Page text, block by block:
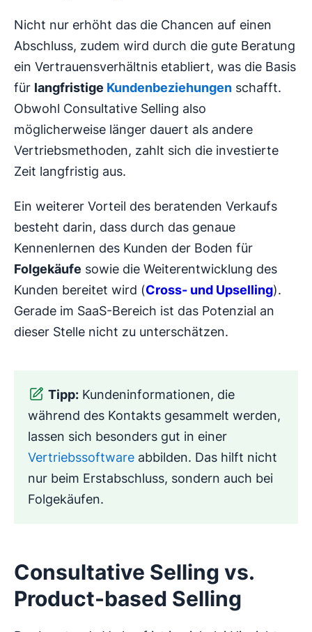
Nicht nur erhöht das die Chancen auf einen
Abschluss, zudem wird durch die gute Beratung
ein Vertrauensverhältnis etabliert, was die Basis
für langfristige Kundenbeziehungen schafft.
Obwohl Consultative Selling also
möglicherweise länger dauert als andere
Vertriebsmethoden, zahlt sich die investierte
Zeit langfristig aus.
Ein weiterer Vorteil des beratenden Verkaufs
besteht darin, dass durch das genaue
Kennenlernen des Kunden der Boden für
Folgekäufe sowie die Weiterentwicklung des
Kunden bereitet wird (Cross- und Upselling).
Gerade im SaaS-Bereich ist das Potenzial an
dieser Stelle nicht zu unterschätzen.
Tipp: Kundeninformationen, die
während des Kontakts gesammelt werden,
lassen sich besonders gut in einer
Vertriebssoftware abbilden. Das hilft nicht
nur beim Erstabschluss, sondern auch bei
Folgekäufen.
Consultative Selling vs.
Product-based Selling